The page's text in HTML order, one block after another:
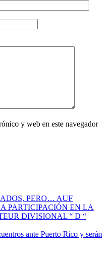
y web en este navegador
PERO… AUF
PARTICIPACIÓN EN LA
DIVISIONAL “ D “
ante Puerto Rico y serán